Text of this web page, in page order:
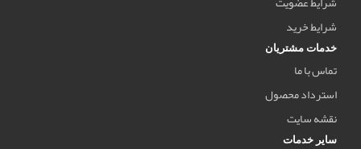
شرایط خرید
خدمات مشتریان
تماس با ما
استرداد محصول
نقشه سایت
سایر خدمات